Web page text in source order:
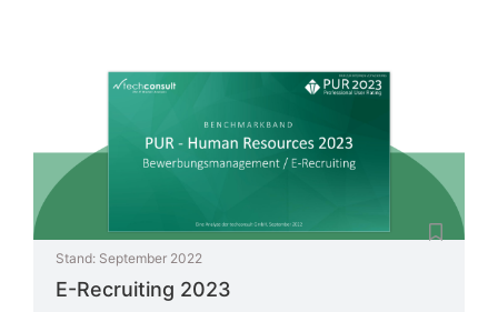
Stand: September 2022
E-Recruiting 2023